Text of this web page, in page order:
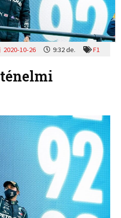
2020-10-26 9:32 de. F1